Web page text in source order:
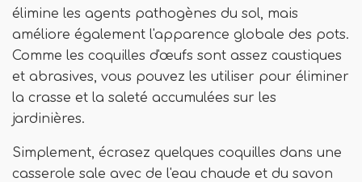
élimine les agents pathogènes du sol, mais
améliore également l'apparence globale des pots.
Comme les coquilles d'œufs sont assez caustiques
et abrasives, vous pouvez les utiliser pour éliminer
la crasse et la saleté accumulées sur les
jardinières.
Simplement, écrasez quelques coquilles dans une
casserole sale avec de l'eau chaude et du savon